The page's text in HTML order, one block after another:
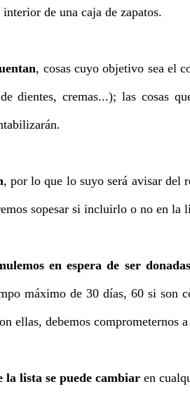
de una caja de zapatos.
, cosas cuyo objetivo sea el
dientes, cremas...); las cosas
, por lo que lo suyo será avisar del
sopesar si incluirlo o no en la
en espera de ser
máximo de 30 días, 60 si son
ellas, debemos comprometernos
la lista se puede cambiar en